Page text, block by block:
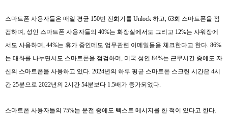
스마트폰 사용자들은 매일 평균 150번 전화기를 Unlock 하고 , 63회 스마트폰을 점
검하며 성인 스마트폰 사용자들의 40%는 화장실에서도 그리고 12%는 샤워장에
서도 사용하며 , 44%는 휴가 중인데도 업무관련 이메일들을 체크한다고 한다 . 86%
는 대화를 나누면서도 스마트폰을 점검하며 미국 성인 84%는 근무시간 중에도 자
신의 스마트폰을 사용하고 있다 . 2024년의 하루 평균 스마트폰 스크린 시간은 4시
간 25분으로 2022년의 2시간 54분보다 1.5배가 증가되었다
스마트폰 사용자들의 75%는 운전 중에도 텍스트 메시지를 한 적이 있다고 한다